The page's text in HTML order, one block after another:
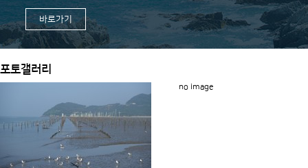
바로가기
포토갤러리
no image